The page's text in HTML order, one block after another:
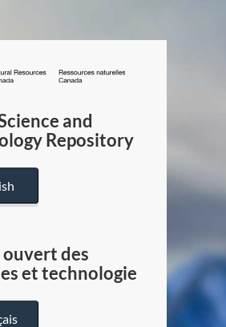
/
Canada
and
Repository
des
et technologie